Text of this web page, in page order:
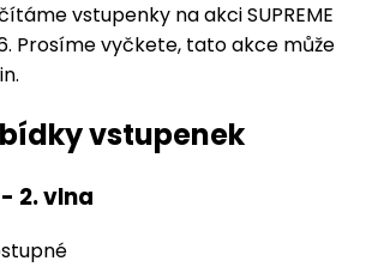
vstupenky na akci SUPREME
Prosíme vyčkete, tato akce může
vstupenek
2. vlna